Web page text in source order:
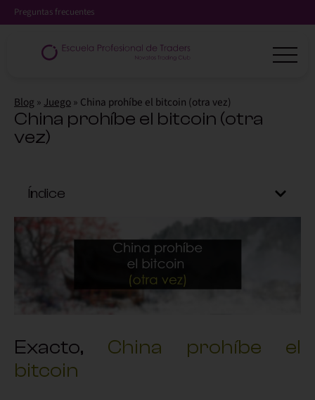
Preguntas frecuentes
Blog » Juego» China prohíbe el bitcoin (otra vez)
China prohíbe el bitcoin (otra
vez)
Índice
Exacto, China prohíbe el
bitcoin